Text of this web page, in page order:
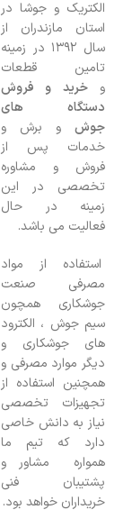
الکتریک و جوشا در
استان مازندران از
سال ۱۳۹۲ در زمینه
تامین قطعات
وخرید و فروش
دستگاه های
جوش و برش و
خدمات پس از
فروش و مشاوره
تخصصی در این
زمینه در حال
فعالیت می باشد.
استفاده از مواد
مصرفی صنعت
جوشکاری همچون
سیم جوش ، الکترود
های جوشکاری و
دیگر موارد مصرفی و
همچنین استفاده از
تجهیزات تخصصی
نیاز به دانش خاصی
دارد که تیم ما
همواره مشاور و
پشتیبان فنی
خریداران خواهد بود.